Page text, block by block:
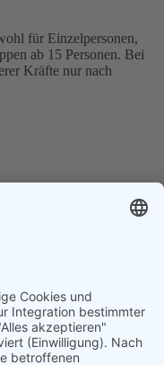
für Einzelpersonen,
ab 15 Personen. Bei
Kräfte nur nach